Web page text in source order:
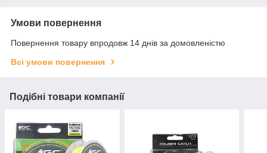
Умови повернення
Повернення товару впродовж 14 днів за домовленістю
Всі умови повернення
Подібні товари компанії